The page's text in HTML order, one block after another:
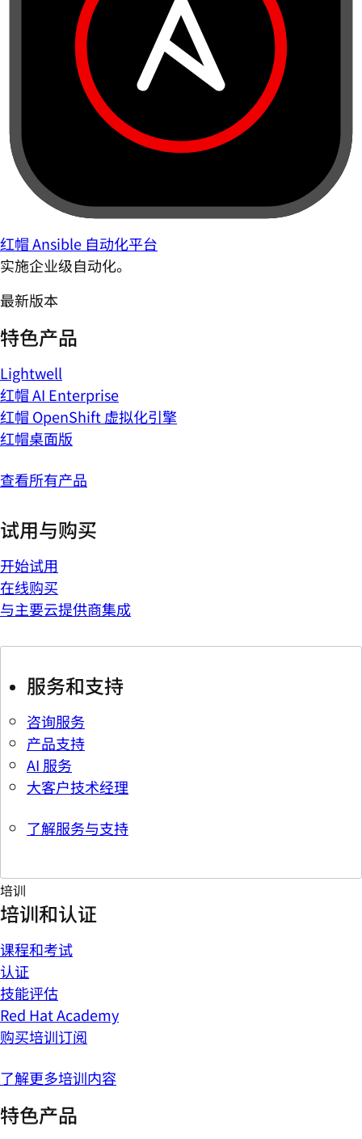
红帽 Ansible 自动化平台
实施企业级自动化。
最新版本
特色产品
Lightwell
红帽 AI Enterprise
红帽 OpenShift 虚拟化引擎
红帽桌面版
查看所有产品
试用与购买
开始试用
在线购买
与主要云提供商集成
服务和支持
咨询服务
产品支持
AI 服务
大客户技术经理
了解服务与支持
培训
培训和认证
课程和考试
认证
技能评估
Red Hat Academy
购买培训订阅
了解更多培训内容
特色产品